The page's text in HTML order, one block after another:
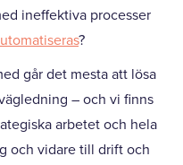
ineffektiva processer
?
går det mesta att lösa
– och vi finns
arbetet och hela
och vidare till drift och